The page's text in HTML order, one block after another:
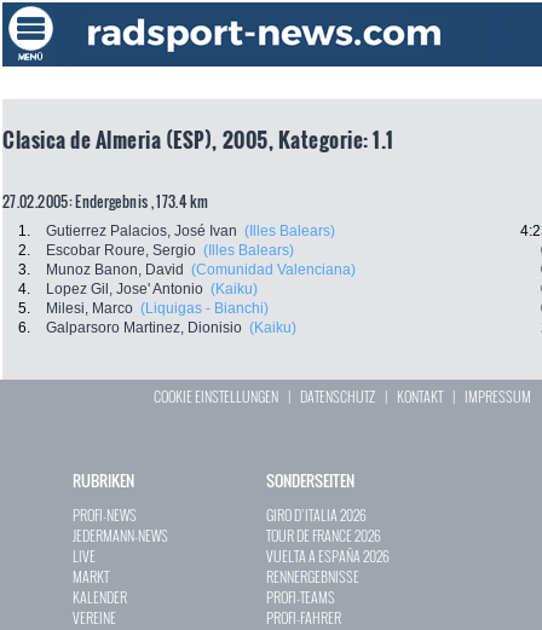
Clasica de Almeria (ESP), 2005, Kategorie: 1.1
27.02.2005: Endergebnis , 173.4 km
1. Gutierrez Palacios, José Ivan (Illes Balears)
2.
Escobar Roure, Sergio (Illes Balears)
3.
Munoz Banon, David (Comunidad Valenciana)
4.
Lopez Gil, Jose' Antonio (Kaiku)
5.
Milesi, Marco (Liquigas - Bianchi)
6.
Galparsoro Martinez, Dionisio (Kaiku)
COOKIE EINSTELLUNGEN | DATENSCHUTZ | KONTAKT| IMPRESSUM
RUBRIKEN
PROFI-NEWS
JEDERMANN-NEWS
LIVE
MARKT
KALENDER
VEREINE
SONDERSEITEN
GIRO D`ITALIA 2026
TOUR DE FRANCE 2026
VUELTA A ESPAÑA 2026
RENNERGEBNISSE
PROFI-TEAMS
PROFI-FAHRER